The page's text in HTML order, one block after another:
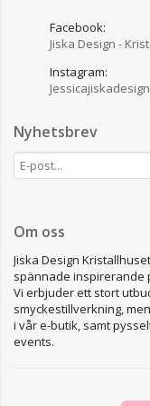
Facebook:
Jiska Design -
Instagram:
Jessicajiskadesign
Nyhetsbrev
Om oss
Jiska Design
spännade inspirerande
Vi erbjuder ett stort
smyckestillverkning,
i vår e-butik, samt
events.